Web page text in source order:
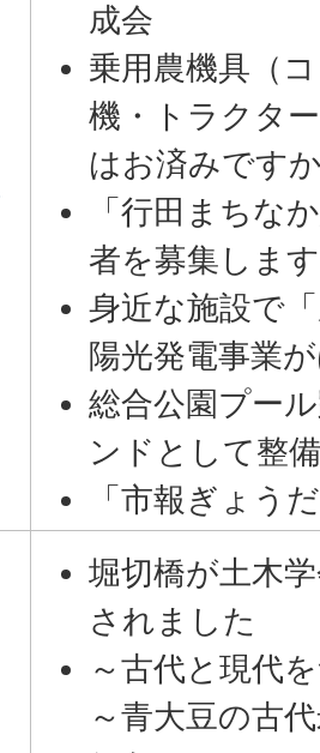
成会
乗用農機具（
機・トラクタ
はお済みです
「行田まちな
者を募集します
身近な施設で
陽光発電事業
総合公園プー
ンドとして整
「市報ぎょう
堀切橋が土木
されました
～古代と現代
～青大豆の古